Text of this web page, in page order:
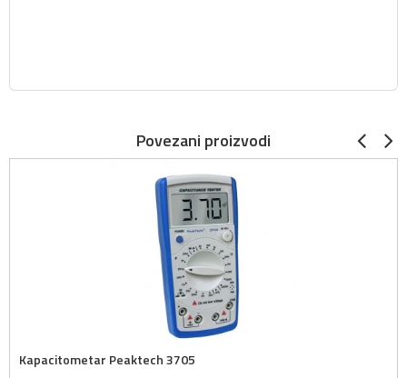
Povezani proizvodi
Kapacitometar Peaktech 3705